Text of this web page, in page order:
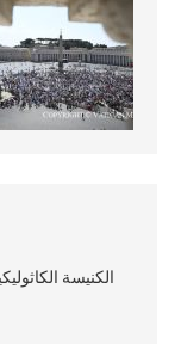
الكنيسة